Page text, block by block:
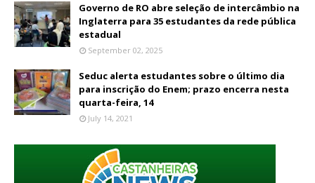
Governo de RO abre seleção de intercâmbio na
Inglaterra para 35 estudantes da rede pública
estadual
September 02, 2025
Seduc alerta estudantes sobre o último dia
para inscrição do Enem; prazo encerra nesta
quarta-feira, 14
July 14, 2021